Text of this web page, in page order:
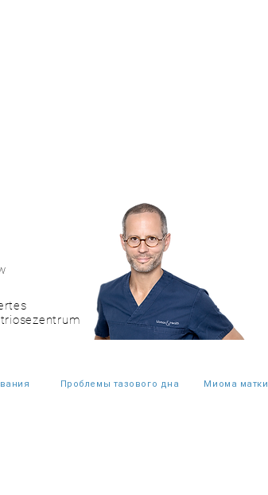
Проблемы тазового дна Миома матки